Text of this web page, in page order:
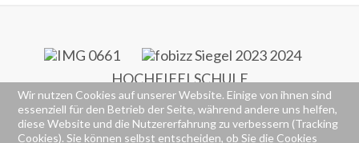
HOCHEIFELSCHULE
RS+ & FOS
Alte Poststraße 77
53518 Adenau
Wir nutzen Cookies auf unserer Website. Einige von ihnen sind
essenziell für den Betrieb der Seite, während andere uns helfen,
diese Website und die Nutzererfahrung zu verbessern (Tracking
Cookies). Sie können selbst entscheiden, ob Sie die Cookies